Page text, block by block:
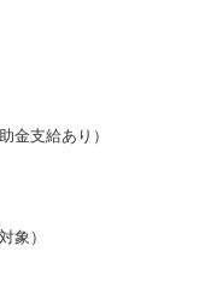
金支給あり）
象）